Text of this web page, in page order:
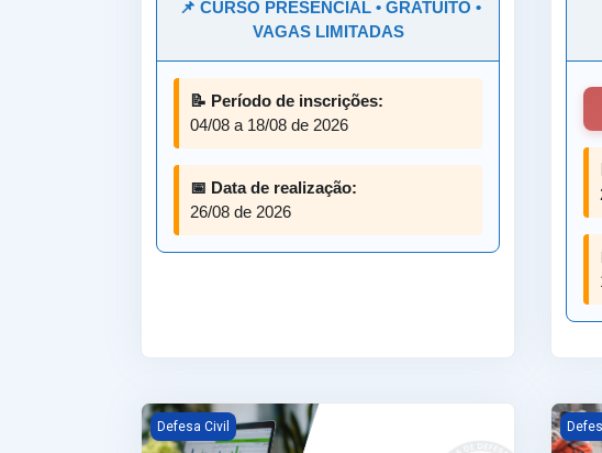
📌 CURSO PRESENCIAL • GRATUITO •
VAGAS LIMITADAS
📝 Período de inscrições:
04/08 a 18/08 de 2026
📅 Data de realização:
26/08 de 2026
Repasse de Recursos do FUNPDEC para Ações de Resposta
Defesa Civil